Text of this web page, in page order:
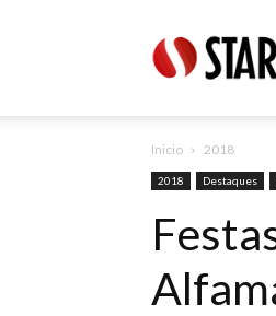
Online
Inicio 2018
2018 Destaques